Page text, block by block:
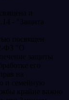
и
- "Защита
посвящен
ФЗ "О
защиты
его
на
и семейную
крайне важно